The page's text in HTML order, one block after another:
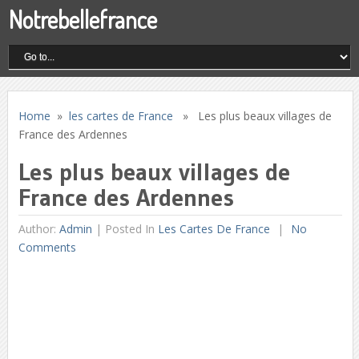
Notrebellefrance
Home » les cartes de France » Les plus beaux villages de
France des Ardennes
Les plus beaux villages de
France des Ardennes
Author: Admin | Posted In Les Cartes De France
No
Comments